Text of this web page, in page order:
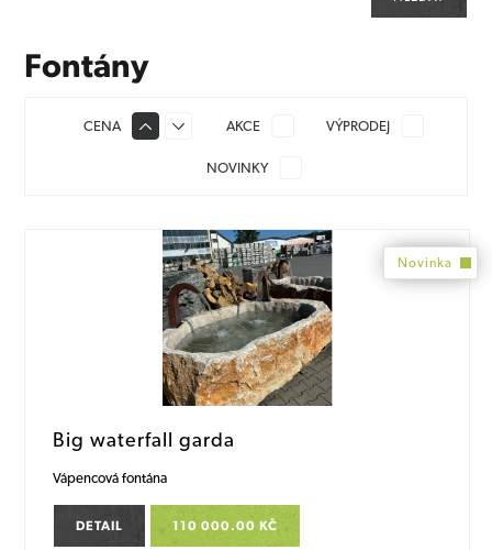
Fontány
CENA AKCE VÝPRODEJ
NOVINKY
Novinka
Big waterfall garda
Vápencová fontána
DETAIL 110 000.00 KČ